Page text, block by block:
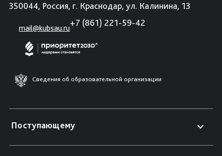
350044, Россия, г. Краснодар, ул. Калинина, 13
mail@kubsau.ru
+7 (861) 221-59-42
Сведения об образовательной организации
Поступающему